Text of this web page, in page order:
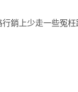
銷上少走一些冤